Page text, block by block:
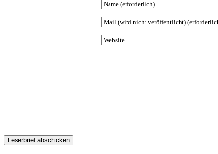
Name (erforderlich)
Mail (wird nicht veröffentlicht)
Website